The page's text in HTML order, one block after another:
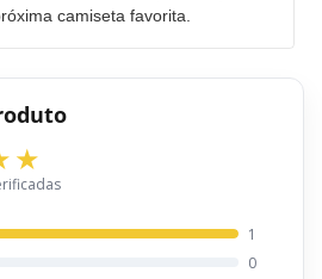
camiseta favorita.
1
0